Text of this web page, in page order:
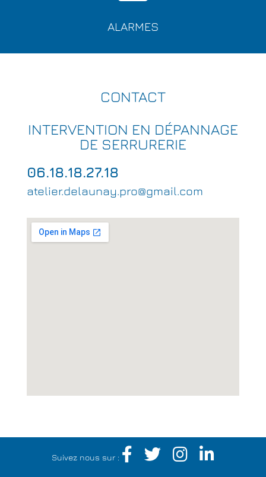
ALARMES
CONTACT
INTERVENTION EN DÉPANNAGE
DE SERRURERIE
06.18.18.27.18
atelier.delaunay.pro@gmail.com
Suivez nous sur :